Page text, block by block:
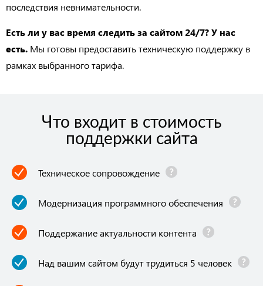
последствия невнимательности.
Есть ли у вас время следить за сайтом 24/7? У нас
есть. Мы готовы предоставить техническую поддержку в
рамках выбранного тарифа.
Что входит в стоимость
поддержки сайта
Техническое сопровождение
Модернизация программного обеспечения
Поддержание актуальности контента
Над вашим сайтом будут трудиться 5 человек